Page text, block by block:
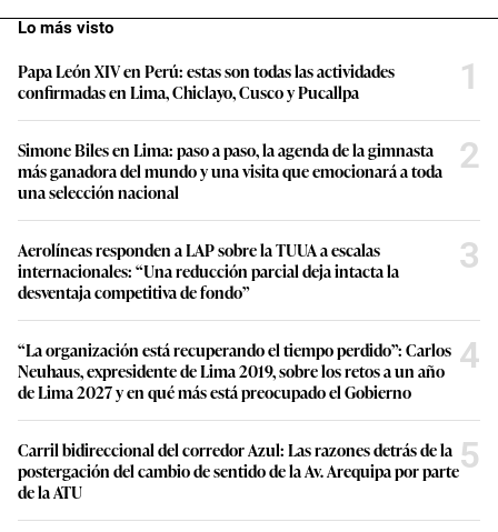
Lo más visto
Papa León XIV en Perú: estas son todas las actividades
confirmadas en Lima, Chiclayo, Cusco y Pucallpa
1
Simone Biles en Lima: paso a paso, la agenda de la gimnasta
más ganadora del mundo y una visita que emocionará a toda
una selección nacional
2
Aerolíneas responden a LAP sobre la TUUA a escalas
internacionales: “Una reducción parcial deja intacta la
desventaja competitiva de fondo”
3
“La organización está recuperando el tiempo perdido”: Carlos
Neuhaus, expresidente de Lima 2019, sobre los retos a un año
de Lima 2027 y en qué más está preocupado el Gobierno
4
Carril bidireccional del corredor Azul: Las razones detrás de la
postergación del cambio de sentido de la Av. Arequipa por parte
de la ATU
5